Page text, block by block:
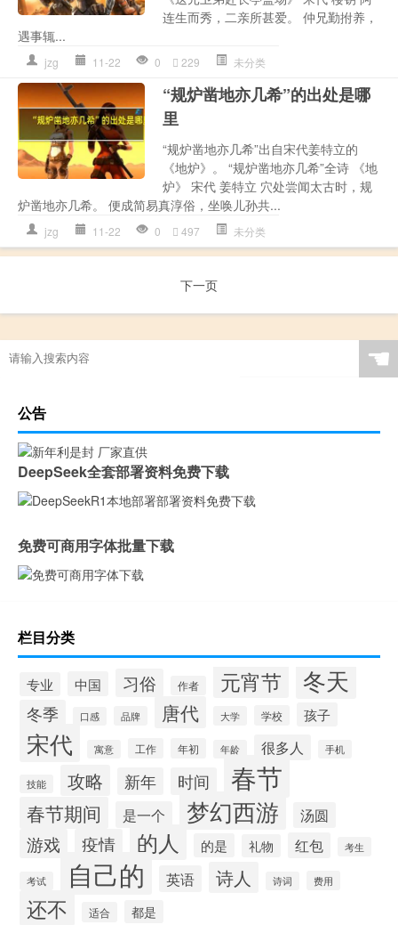
连生而秀，二亲所甚爱。 仲兄勤拊养，
遇事辄...
jzg 11-22 0 229 未分类
“规炉凿地亦几希”的出处是哪
里
“规炉凿地亦几希”出自宋代姜特立的
《地炉》。 “规炉凿地亦几希”全诗 《地
炉》 宋代 姜特立 穴处尝闻太古时，规
炉凿地亦几希。 便成简易真淳俗，坐唤儿孙共...
jzg 11-22 0 497 未分类
下一页
☚
公告
DeepSeek全套部署资料免费下载
免费可商用字体批量下载
栏目分类
专业 中国 习俗 作者 元宵节 冬天
冬季 口感 品牌 唐代 大学 学校 孩子
宋代 寓意 工作 年初 年龄 很多人 手机
技能 攻略 新年 时间 春节
春节期间 是一个 梦幻西游 汤圆
游戏 疫情 的人 的是 礼物 红包 考生
考试 自己的 英语 诗人 诗词 费用
还不 适合 都是